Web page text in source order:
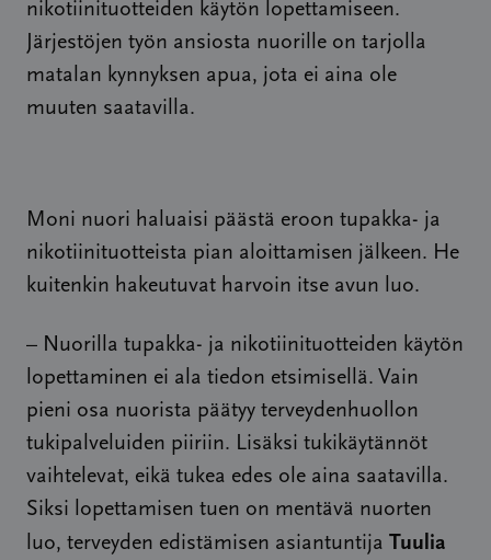
nikotiinituotteiden käytön lopettamiseen.
Järjestöjen työn ansiosta nuorille on tarjolla
matalan kynnyksen apua, jota ei aina ole
muuten saatavilla.
Moni nuori haluaisi päästä eroon tupakka- ja
nikotiinituotteista pian aloittamisen jälkeen. He
kuitenkin hakeutuvat harvoin itse avun luo.
– Nuorilla tupakka- ja nikotiinituotteiden käytön
lopettaminen ei ala tiedon etsimisellä. Vain
pieni osa nuorista päätyy terveydenhuollon
tukipalveluiden piiriin. Lisäksi tukikäytännöt
vaihtelevat, eikä tukea edes ole aina saatavilla.
Siksi lopettamisen tuen on mentävä nuorten
luo, terveyden edistämisen asiantuntija Tuulia